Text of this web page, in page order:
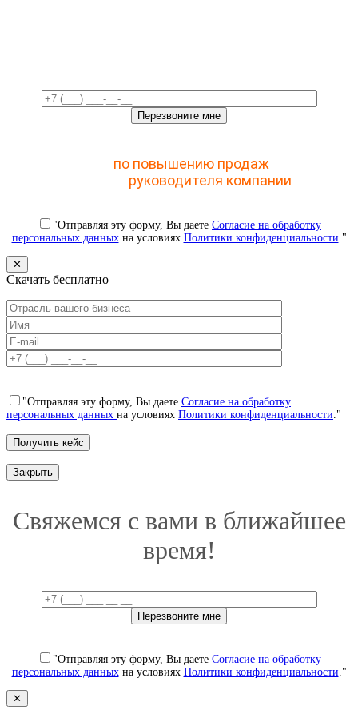
по повышению продаж
руководителя компании
"Отправляя эту форму, Вы даете Согласие на обработку
персональных данныхна условиях Политики конфиденциальности ."
✕
Скачать бесплатно
"Отправляя эту форму, Вы даете Согласие на обработку
персональных данных на условиях Политики конфиденциальности ."
Закрыть
Свяжемся с вами в ближайшее
время!
"Отправляя эту форму, Вы даете Согласие на обработку
персональных данныхна условиях Политики конфиденциальности ."
✕